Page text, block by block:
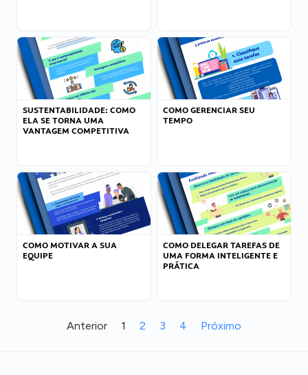
SUSTENTABILIDADE: COMO
ELA SE TORNA UMA
VANTAGEM COMPETITIVA
COMO GERENCIAR SEU
TEMPO
COMO MOTIVAR A SUA
EQUIPE
COMO DELEGAR TAREFAS DE
UMA FORMA INTELIGENTE E
PRÁTICA
Anterior 1 2 3 4 Próximo